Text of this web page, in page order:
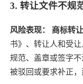
3. 转让文件不规
风险表现： 商标转让
书》、转让人和受
规范、盖章或签字
被驳回或要求补正